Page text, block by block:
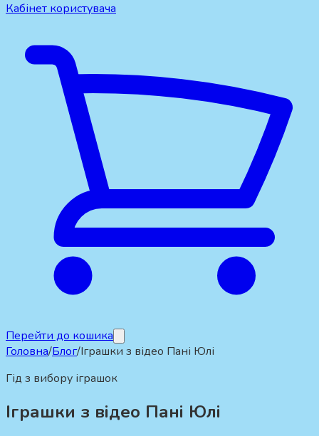
Кабінет користувача
Перейти до кошика
Головна/Блог/Іграшки з відео Пані Юлі
Гід з вибору іграшок
Іграшки з відео Пані Юлі